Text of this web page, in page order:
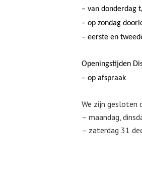
– van donderdag
– op zondag
– eerste en
Openingstijden
– op afspraak
We zijn gesloten
– maandag,
– zaterdag 31